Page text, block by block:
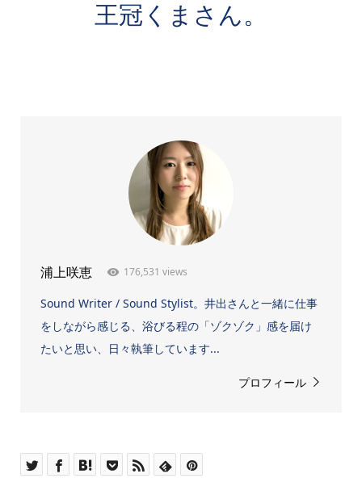
王冠くまさん。
浦上咲恵 176,531 views
Sound Writer / Sound Stylist。井出さんと一緒に仕事
をしながら感じる、浴びる程の「ゾクゾク」感を届け
たいと思い、日々執筆しています...
プロフィール